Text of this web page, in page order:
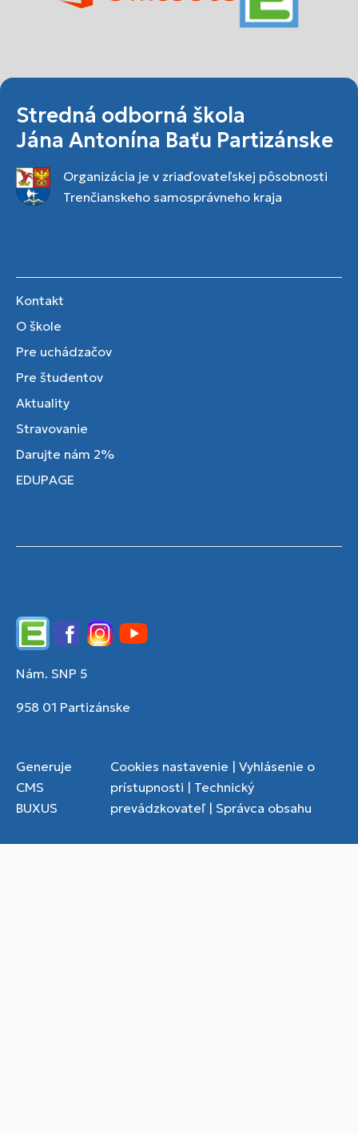
Stredná odborná škola
Jána Antonína Baťu Partizánske
Organizácia je v zriaďovateľskej pôsobnosti
Trenčianskeho samosprávneho kraja
Kontakt
O škole
Pre uchádzačov
Pre študentov
Aktuality
Stravovanie
Darujte nám 2%
EDUPAGE
EdupageFacebookInstagram
YouTube
Nám. SNP 5
958 01 Partizánske
Generuje
CMS
BUXUS
Cookies nastavenie | Vyhlásenie o
prístupnosti | Technický
prevádzkovateľ | Správca obsahu